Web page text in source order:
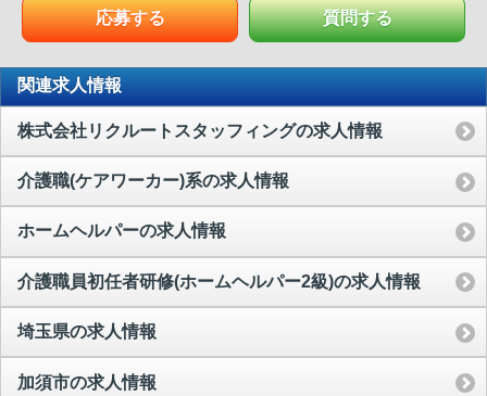
応募する 質問する
関連求人情報
株式会社リクルートスタッフィングの求人情報
介護職(ケアワーカー)系の求人情報
ホームヘルパーの求人情報
介護職員初任者研修(ホームヘルパー2級)の求人情報
埼玉県の求人情報
加須市の求人情報